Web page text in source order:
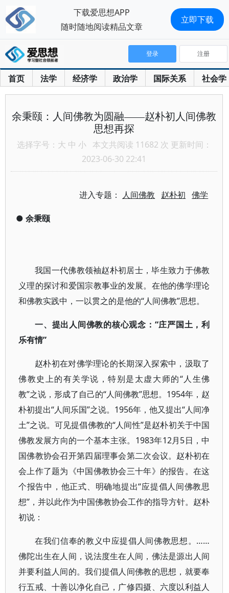
首页 法学 经济学 政治学 国际关系 社会学
登录 注册
余秉颐：人间佛教为圆融——赵朴初人间佛教
思想再探
选择字号： 大 中 小 本文共阅读 11682 次 更新时间：
2023-06-30 22:41
进入专题： 人间佛教 赵朴初 佛学
● 余秉颐
我国一代佛教领袖赵朴初居士，毕生致力于佛教
义理的探讨和爱国宗教事业的发展。在他的佛学理论
和佛教实践中，一以贯之的是他的“人间佛教”思想。
一、提出人间佛教的核心观念：“庄严国土，利
乐有情”
赵朴初在对佛学理论的长期深入探索中，汲取了
佛教史上的有关学说，特别是太虚大师的“人生佛
教”之说，形成了自己的“人间佛教”思想。1954年，赵
朴初提出“人间乐国”之说。1956年，他又提出“人间净
土”之说。可见提倡佛教的“人间性”是赵朴初关于中国
佛教发展方向的一个基本主张。1983年12月5日，中
国佛教协会召开第四届理事会第二次会议。赵朴初在
会上作了题为《中国佛教协会三十年》的报告。在这
个报告中，他正式、明确地提出“应提倡人间佛教思
想”，并以此作为中国佛教协会工作的指导方针。赵朴
初说：
在我们信奉的教义中应提倡人间佛教思想。……
佛陀出生在人间，说法度生在人间，佛法是源出人间
并要利益人间的。我们提倡人间佛教的思想，就要奉
行五戒、十善以净化自己，广修四摄、六度以利益人
下载爱思想APP
随时随地阅读精品文章
立即下载